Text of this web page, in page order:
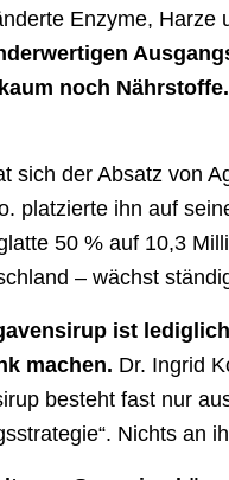
Enzyme, Harze
noch Nährstoffe.
sich der Absatz von
platzierte ihn auf
50 % auf 10,3
– wächst
ist
machen. Dr. Ingrid
besteht fast nur
Nichts an